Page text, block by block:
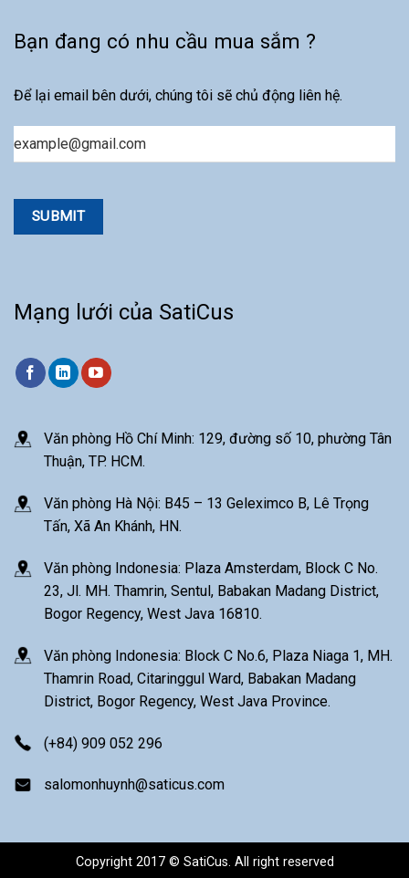
Bạn đang có nhu cầu mua sắm ?
Để lại email bên dưới, chúng tôi sẽ chủ động liên hệ.
Mạng lưới của SatiCus
Văn phòng Hồ Chí Minh: 129, đường số 10, phường Tân
Thuận, TP. HCM.
Văn phòng Hà Nội: B45 – 13 Geleximco B, Lê Trọng
Tấn, Xã An Khánh, HN.
Văn phòng Indonesia: Plaza Amsterdam, Block C No.
23, Jl. MH. Thamrin, Sentul, Babakan Madang District,
Bogor Regency, West Java 16810.
Văn phòng Indonesia: Block C No.6, Plaza Niaga 1, MH.
Thamrin Road, Citaringgul Ward, Babakan Madang
District, Bogor Regency, West Java Province.
(+84) 909 052 296
salomonhuynh@saticus.com
Copyright 2017 © SatiCus. All right reserved